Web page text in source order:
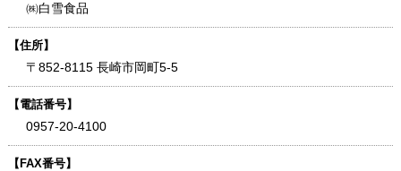
㈱白雪食品
【住所】
〒852-8115 長崎市岡町5-5
【電話番号】
0957-20-4100
【FAX番号】